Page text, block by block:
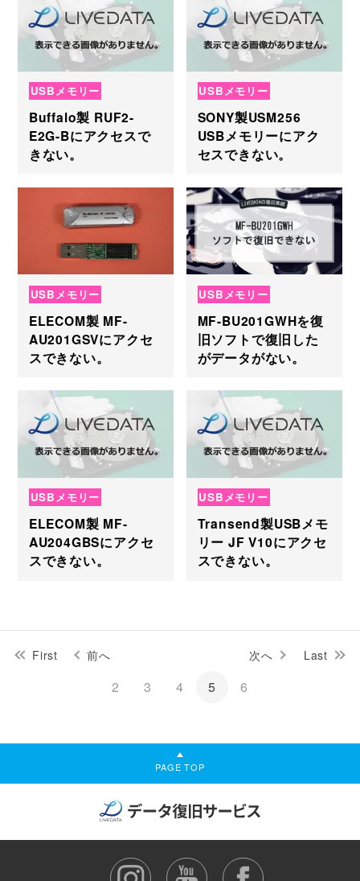
USBメモリー
Buffalo製 RUF2-
E2G-Bにアクセスで
きない。
USBメモリー
SONY製USM256
USBメモリーにアク
セスできない。
USBメモリー
ELECOM製 MF-
AU201GSVにアクセ
スできない。
USBメモリー
MF-BU201GWHを復
旧ソフトで復旧した
がデータがない。
USBメモリー
ELECOM製 MF-
AU204GBSにアクセ
スできない。
USBメモリー
Transend製USBメモ
リー JF V10にアクセ
スできない。
First 前へ
2 3 4 5 6
次へ Last
PAGE TOP